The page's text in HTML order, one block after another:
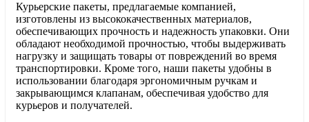
Курьерские пакеты, предлагаемые компанией,
изготовлены из высококачественных материалов,
обеспечивающих прочность и надежность упаковки. Они
обладают необходимой прочностью, чтобы выдерживать
нагрузку и защищать товары от повреждений во время
транспортировки. Кроме того, наши пакеты удобны в
использовании благодаря эргономичным ручкам и
закрывающимся клапанам, обеспечивая удобство для
курьеров и получателей.